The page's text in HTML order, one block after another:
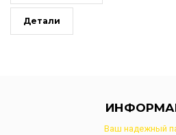
Детали
Ваш надежный